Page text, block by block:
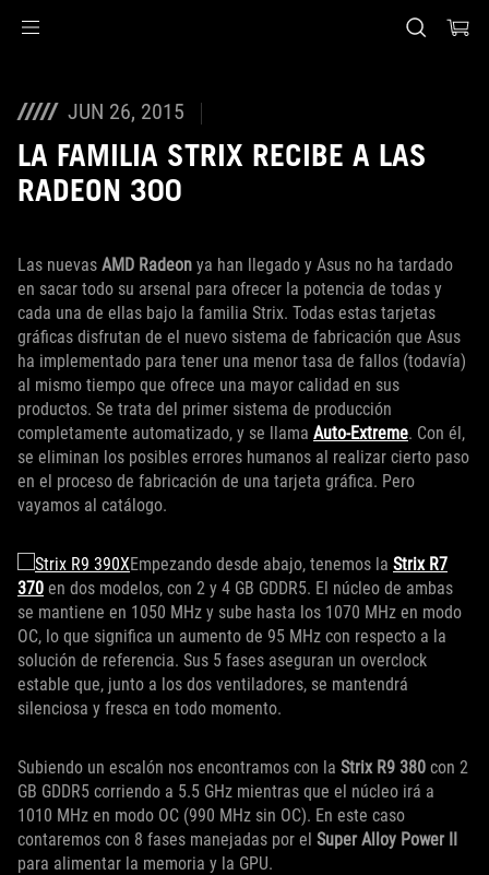
JUN 26, 2015
LA FAMILIA STRIX RECIBE A LAS
RADEON 300
Las nuevas AMD Radeon ya han llegado y Asus no ha tardado
en sacar todo su arsenal para ofrecer la potencia de todas y
cada una de ellas bajo la familia Strix. Todas estas tarjetas
gráficas disfrutan de el nuevo sistema de fabricación que Asus
ha implementado para tener una menor tasa de fallos (todavía)
al mismo tiempo que ofrece una mayor calidad en sus
productos. Se trata del primer sistema de producción
completamente automatizado, y se llama Auto-Extreme. Con él,
se eliminan los posibles errores humanos al realizar cierto paso
en el proceso de fabricación de una tarjeta gráfica. Pero
vayamos al catálogo.
Empezando desde abajo, tenemos la Strix R7
370 en dos modelos, con 2 y 4 GB GDDR5. El núcleo de ambas
se mantiene en 1050 MHz y sube hasta los 1070 MHz en modo
OC, lo que significa un aumento de 95 MHz con respecto a la
solución de referencia. Sus 5 fases aseguran un overclock
estable que, junto a los dos ventiladores, se mantendrá
silenciosa y fresca en todo momento.
Subiendo un escalón nos encontramos con la Strix R9 380 con 2
GB GDDR5 corriendo a 5.5 GHz mientras que el núcleo irá a
1010 MHz en modo OC (990 MHz sin OC). En este caso
contaremos con 8 fases manejadas por el Super Alloy Power II
para alimentar la memoria y la GPU.